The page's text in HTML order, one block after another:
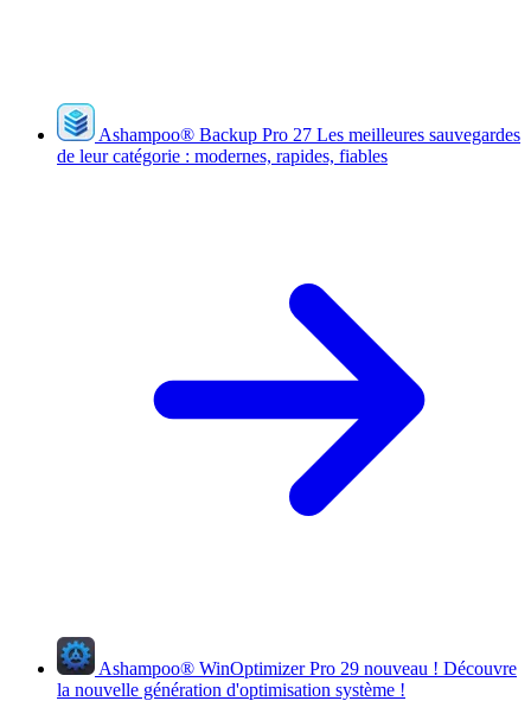
Ashampoo® Backup Pro 27 Les meilleures sauvegardes
de leur catégorie : modernes, rapides, fiables
Ashampoo® WinOptimizer Pro 29 nouveau ! Découvre
la nouvelle génération d'optimisation système !